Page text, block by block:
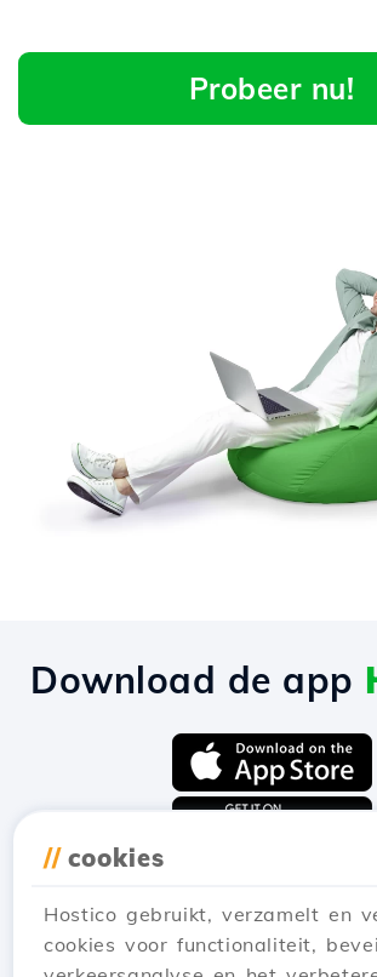
Probeer nu!
// cookies
Hostico gebruikt, verzamelt en
cookies voor functionaliteit,
Download de app